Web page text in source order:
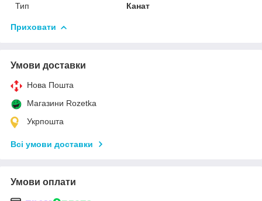
Тип
Канат
Приховати
Умови доставки
Нова Пошта
Магазини Rozetka
Укрпошта
Всі умови доставки
Умови оплати